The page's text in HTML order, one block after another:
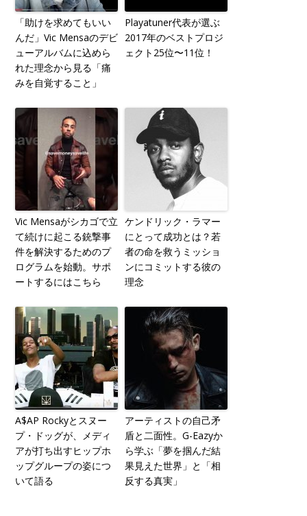
「助けを求めてもいい
んだ」Vic Mensaのデビ
ューアルバムに込めら
れた理念から見る「痛
みを自覚すること」
Playatuner代表が選ぶ
2017年のベストプロジ
ェクト25位〜11位！
Vic Mensaがシカゴで立
て続けに起こる銃撃事
件を解決するためのプ
ログラムを始動。サポ
ートするにはこちら
ケンドリック・ラマー
にとって成功とは？若
者の命を救うミッショ
ンにコミットする彼の
理念
A$AP Rockyとスヌー
プ・ドッグが、メディ
アが打ち出すヒップホ
ップグループの姿につ
いて語る
アーティストの自己矛
盾と二面性。G-Eazyか
ら学ぶ「夢を掴んだ結
果見えた世界」と「相
反する真実」